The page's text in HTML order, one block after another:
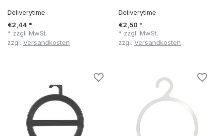
Deliverytime
€2,44 *
* zzgl. MwSt.
zzgl. Versandkosten
Deliverytime
€2,50 *
* zzgl. MwSt.
zzgl. Versandkosten